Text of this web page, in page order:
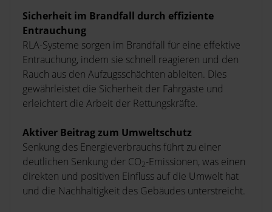
Sicherheit im Brandfall durch effiziente
Entrauchung
RLA-Systeme sorgen im Brandfall für eine effektive
Entrauchung, indem sie schnell reagieren und den
Rauch aus den Aufzugsschächten ableiten. Dies
gewährleistet die Sicherheit der Fahrgäste und
erleichtert die Arbeit der Rettungskräfte.
Aktiver Beitrag zum Umweltschutz
Senkung des Energieverbrauchs führt zu einer
deutlichen Senkung der CO2-Emissionen, was einen
direkten und positiven Einfluss auf die Umwelt hat
und die Nachhaltigkeit des Gebäudes unterstreicht.